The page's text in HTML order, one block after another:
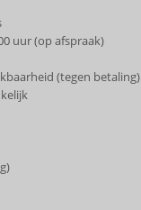
uur (op afspraak)
(tegen betaling)